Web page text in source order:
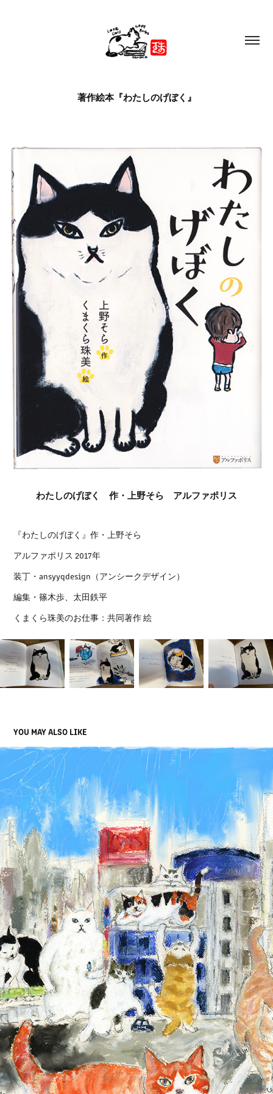
著作絵本『わたしのげぼく』
わたしのげぼく 作・上野そら アルファポリス
『わたしのげぼく』作・上野そら
アルファポリス 2017年
装丁・ansyyqdesign（アンシークデザイン）
編集・篠木歩、太田鉄平
くまくら珠美のお仕事：共同著作 絵
YOU MAY ALSO LIKE
新宿東口猫二周年記念コラボ
2024